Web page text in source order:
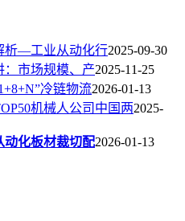
析—工业从动化行2025-09-30
：市场规模、产2025-11-25
冷链物流2026-01-13
机械人公司中国两2025-
动化板材裁切配2026-01-13